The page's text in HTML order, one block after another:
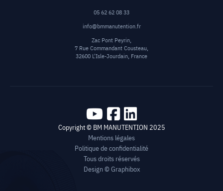
05 62 62 08 33
info@bmmanutention.fr
Zac Pont Peyrin,
7 Rue Commandant Cousteau,
32600 L'Isle-Jourdain, France
Copyright © BM MANUTENTION 2025
Mentions légales
Politique de confidentialité
Tous droits réservés
Design © Graphibox